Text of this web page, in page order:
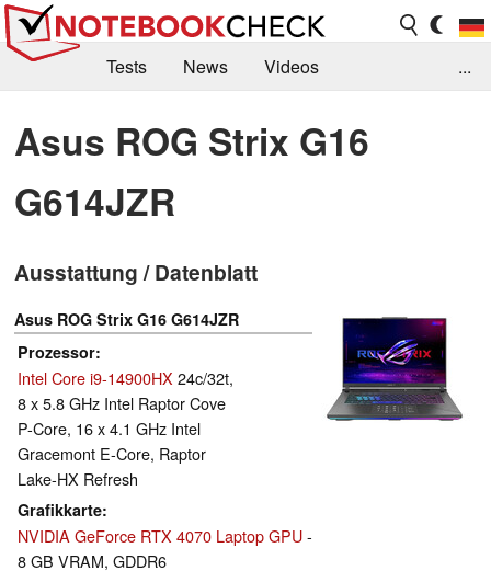
Tests News
Videos
Kaufberatung
Deals Suche
Jobs
Forum
...
Asus ROG Strix G16
G614JZR
Ausstattung / Datenblatt
Asus ROG Strix G16 G614JZR
Prozessor
Intel Core i9-14900HX 24c/32t,
8 x 5.8 GHz Intel Raptor Cove
P-Core, 16 x 4.1 GHz Intel
Gracemont E-Core, Raptor
Lake-HX Refresh
Grafikkarte
NVIDIA GeForce RTX 4070 Laptop GPU-
8 GB VRAM, GDDR6